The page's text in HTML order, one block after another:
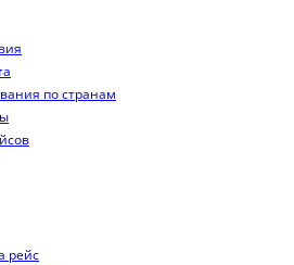
по странам
рейс